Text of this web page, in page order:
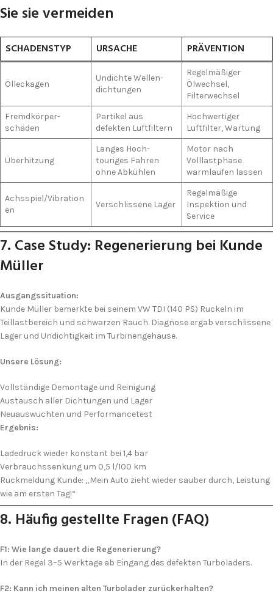
Sie sie vermeiden
SCHADENSTYP URSACHE PRÄVENTION
Öl­leckagen
Undichte Wellen­
dichtungen
Regelmäßiger
Ölwechsel,
Filterwechsel
Fremd­körper­
schäden
Partikel aus
defekten Luftfiltern
Hochwertiger
Luftfilter, Wartung
Überhitzung
Langes Hoch­
touriges Fahren
ohne Abkühlen
Motor nach
Volllastphase
warmlaufen lassen
Achsspiel/Vibration
en
Verschlissene Lager
Regel­mäßige
Inspektion und
Service
7. Case Study: Regenerierung bei Kunde
Müller
Ausgangssituation:
Kunde Müller bemerkte bei seinem VW TDI (140 PS) Ruckeln im
Teillast­bereich und schwarzen Rauch. Diagnose ergab verschlissene
Lager und Undichtigkeit im Turbinengehäuse.
Unsere Lösung:
Vollständige Demontage und Reinigung
Austausch aller Dichtungen und Lager
Neu­auswuchten und Performance­test
Ergebnis:
Ladedruck wieder konstant bei 1,4 bar
Verbrauchssenkung um 0,5 l/100 km
Rückmeldung Kunde: „Mein Auto zieht wieder sauber durch, Leistung
wie am ersten Tag!“
8. Häufig gestellte Fragen (FAQ)
F1: Wie lange dauert die Regenerierung?
In der Regel 3–5 Werktage ab Eingang des defekten Turboladers.
F2: Kann ich meinen alten Turbolader zurückerhalten?